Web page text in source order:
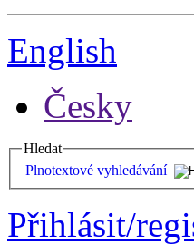
English
Česky
Hledat
Plnotextové vyhledávání
Přihlásit/